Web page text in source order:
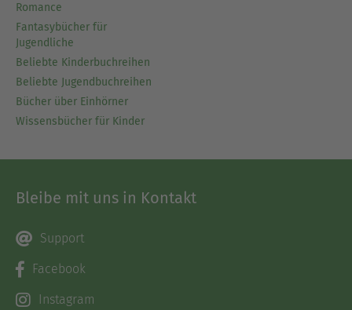
Romance
Fantasybücher für
Jugendliche
Beliebte Kinderbuchreihen
Beliebte Jugendbuchreihen
Bücher über Einhörner
Wissensbücher für Kinder
Bleibe mit uns in Kontakt
Support
Facebook
Instagram